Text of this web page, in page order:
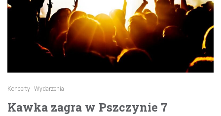
Koncerty Wydarzenia
Kawka zagra w Pszczynie 7